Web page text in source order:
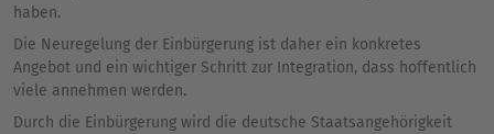
haben.
Die Neuregelung der Einbürgerung ist daher ein konkretes
Angebot und ein wichtiger Schritt zur Integration, dass hoffentlich
viele annehmen werden.
Durch die Einbürgerung wird die deutsche Staatsangehörigkeit